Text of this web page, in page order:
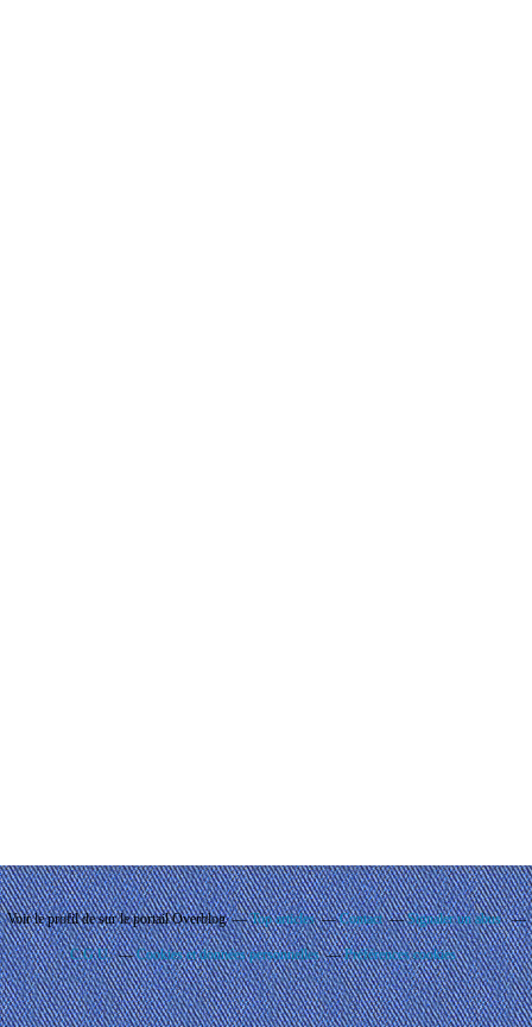
Voir le profil desur le portail Overblog Top articles Contact Signaler un abus
C.G.U. Cookies et données personnelles Préférences cookies